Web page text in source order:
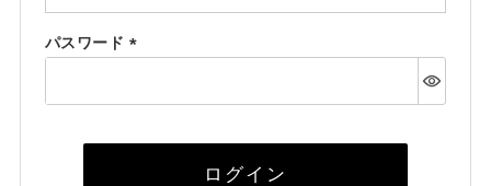
須)
パスワード
須)
ログイン